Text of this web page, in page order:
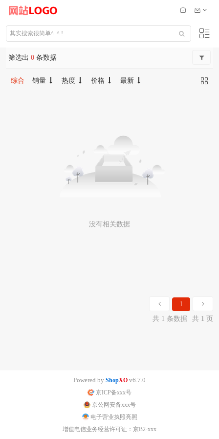
筛选出 0 条数据
综合 销量 热度 价格 最新
没有相关数据
1
共 1 条数据
共 1 页
Powered by ShopXO v6.7.0
京ICP备xxx号
京公网安备xxx号
电子营业执照亮照
增值电信业务经营许可证：京B2-xxx